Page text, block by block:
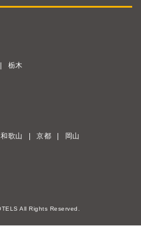
栃木
和歌山 京都 岡山
All Rights Reserved.